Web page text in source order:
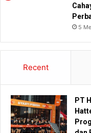
5
Recent
PT